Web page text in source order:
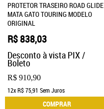
PROTETOR TRASEIRO ROAD GLIDE
MATA GATO TOURING MODELO
ORIGINAL
R$ 910,90
R$ 838,03
Desconto à vista PIX /
Boleto
12xR$ 75,91 Sem Juros
COMPRAR